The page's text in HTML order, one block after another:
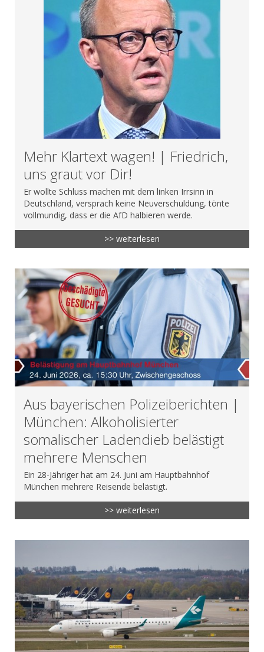
Mehr Klartext wagen! | Friedrich,
uns graut vor Dir!
Er wollte Schluss machen mit dem linken Irrsinn in
Deutschland, versprach keine Neuverschuldung, tönte
vollmundig, dass er die AfD halbieren werde.
>> weiterlesen
Aus bayerischen Polizeiberichten |
München: Alkoholisierter
somalischer Ladendieb belästigt
mehrere Menschen
Ein 28-Jähriger hat am 24. Juni am Hauptbahnhof
München mehrere Reisende belästigt.
>> weiterlesen